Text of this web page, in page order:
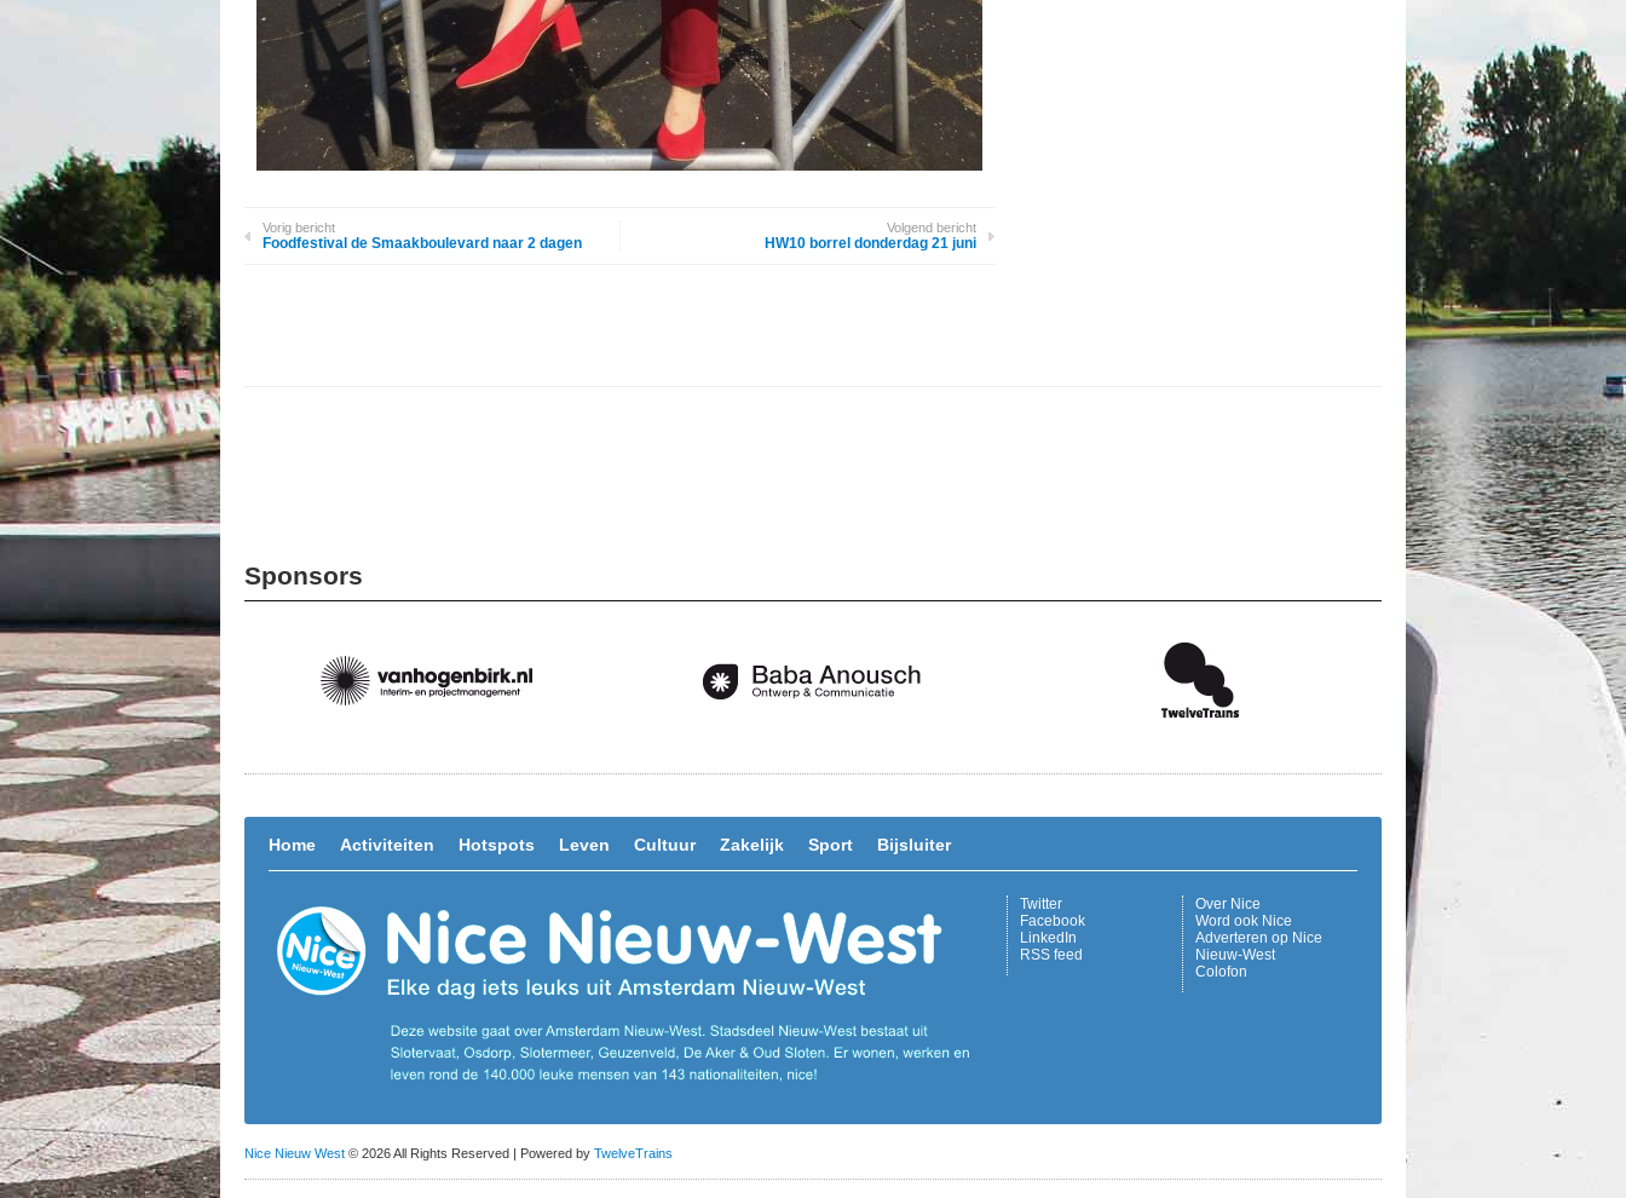
Vorig bericht
Foodfestival de Smaakboulevard naar 2 dagen
Volgend bericht
HW10 borrel donderdag 21 juni
Sponsors
Home Activiteiten Hotspots Leven Cultuur Zakelijk Sport Bijsluiter
Over Nice
Word ook Nice
Adverteren op Nice
Nieuw-West
Colofon
Twitter
Facebook
LinkedIn
RSS feed
Nice Nieuw West © 2026 All Rights Reserved | Powered by TwelveTrains